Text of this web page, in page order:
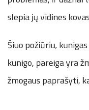
slepia jų vidines
Šiuo požiūriu,
kunigo, pareiga yra
žmogaus paprašyti,